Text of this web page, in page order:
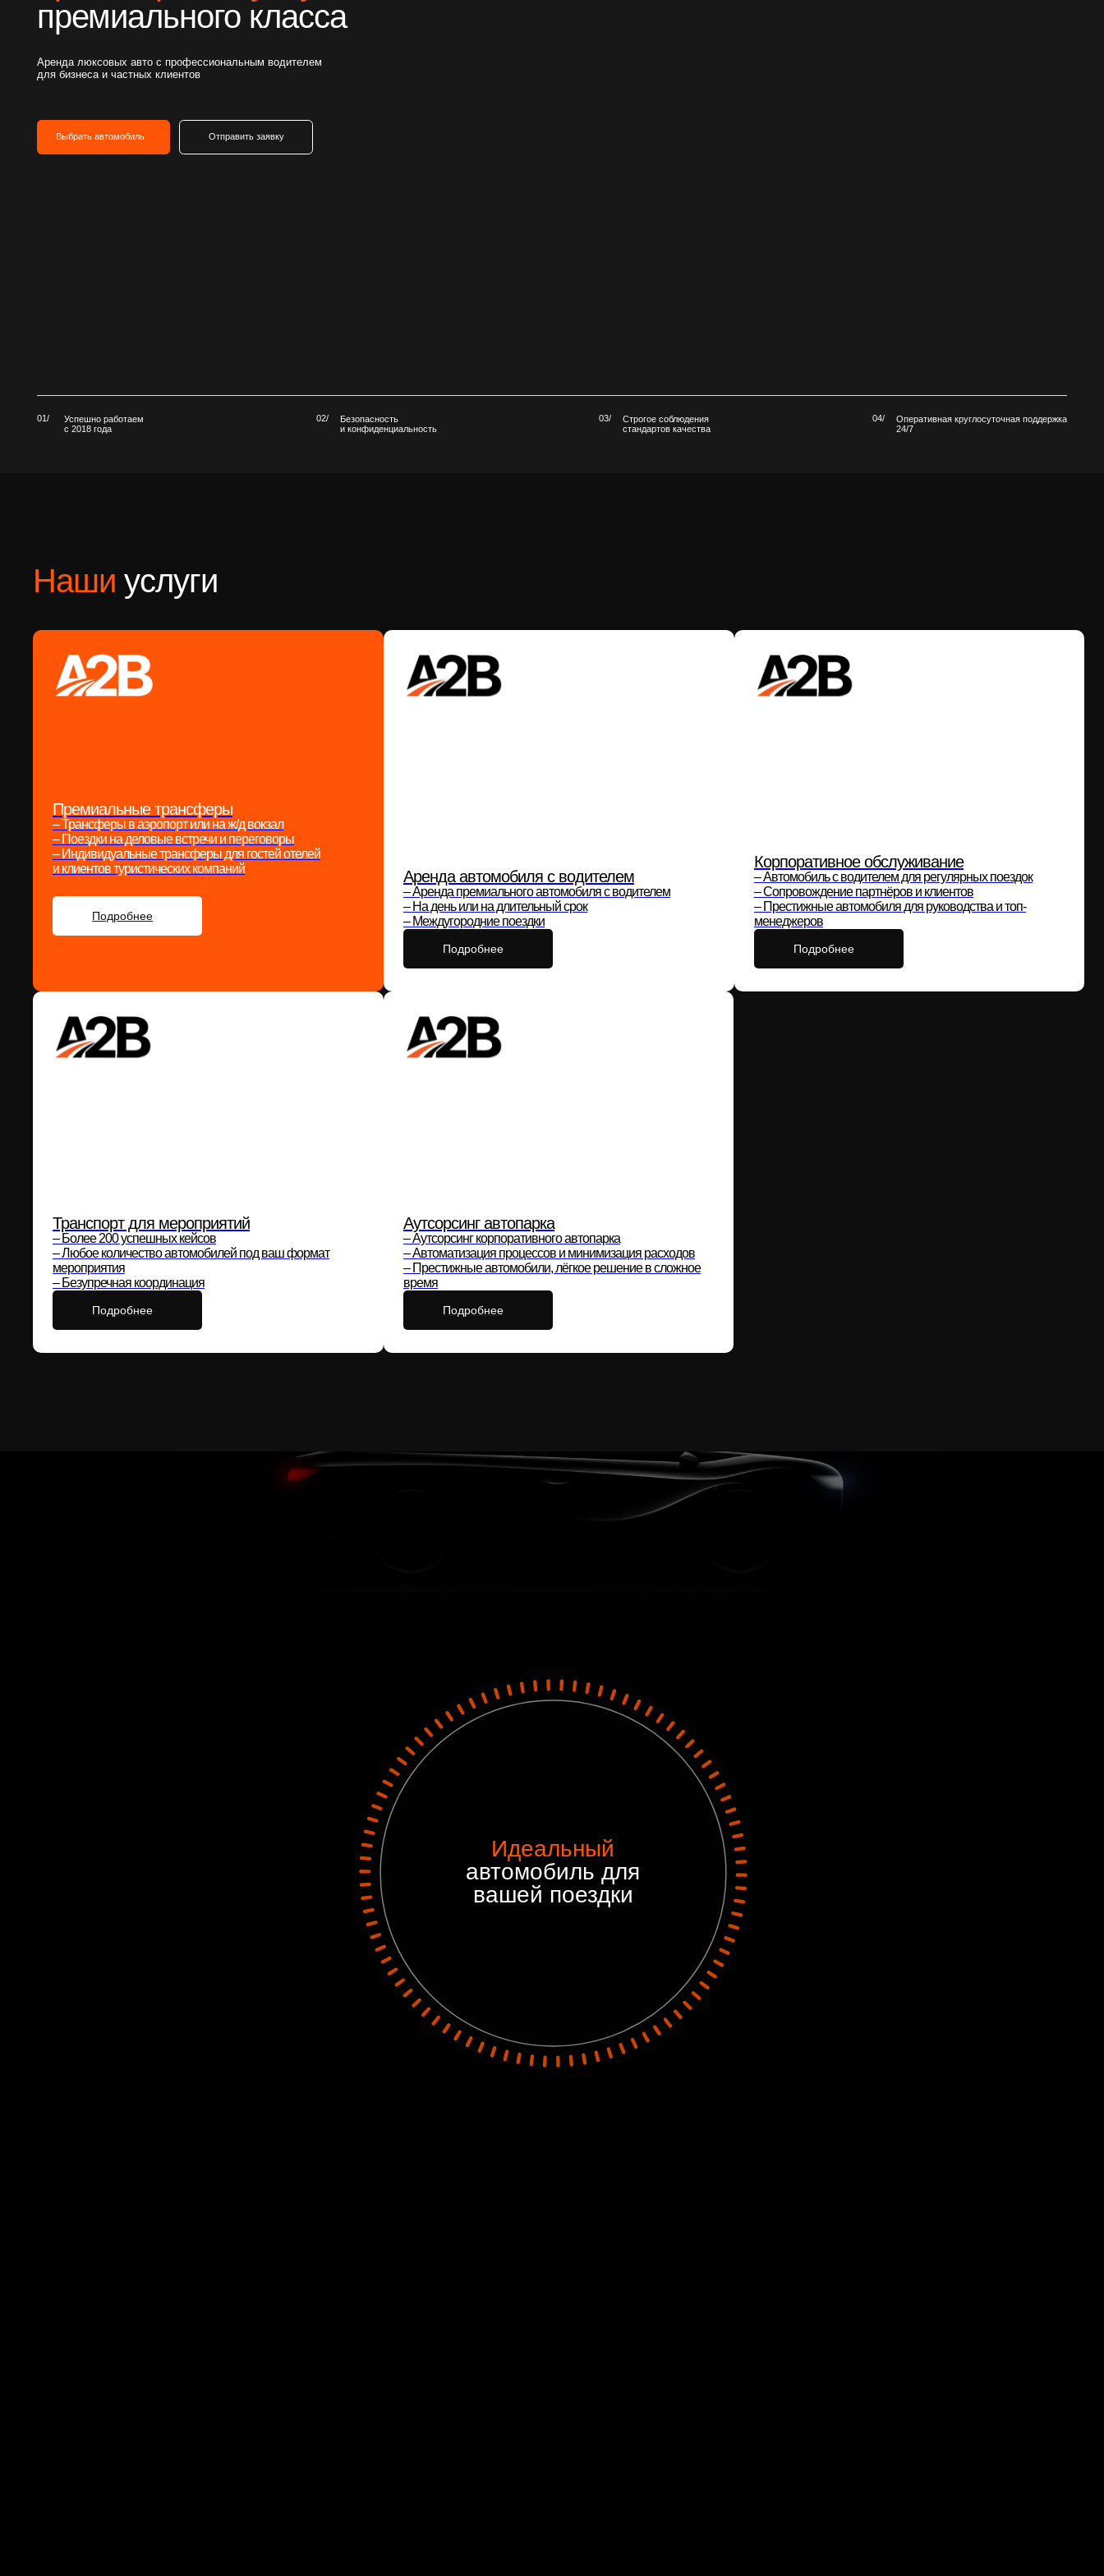
Аренда люксовых авто с профессиональным водителем
для бизнеса и частных клиентов
Наши услуги
Премиальные трансферы
– Трансферы в аэропорт или на ж/д вокзал
– Поездки на деловые встречи и переговоры
– Индивидуальные трансферы для гостей отелей
и клиентов туристических компаний
Подробнее
Аренда автомобиля с водителем
– Аренда премиального автомобиля с водителем
– На день или на длительный срок
– Междугородние поездки
Подробнее
Корпоративное обслуживание
– Автомобиль с водителем для регулярных поездок
– Сопровождение партнёров и клиентов
– Престижные автомобиля для руководства и топ-
менеджеров
Подробнее
Транспорт для мероприятий
– Более 200 успешных кейсов
– Любое количество автомобилей под ваш формат
мероприятия
– Безупречная координация
Подробнее
Аутсорсинг автопарка
– Аутсорсинг корпоративного автопарка
– Автоматизация процессов и минимизация расходов
– Престижные автомобили, лёгкое решение в сложное
время
Подробнее
Идеальный
автомобиль для
вашей поездки